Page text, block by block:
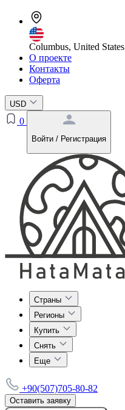
Columbus, United States
О проекте
Контакты
Оферта
USD
0
Войти / Регистрация
Страны
Регионы
Купить
Снять
Еще
+90(507)705-80-82
Оставить заявку